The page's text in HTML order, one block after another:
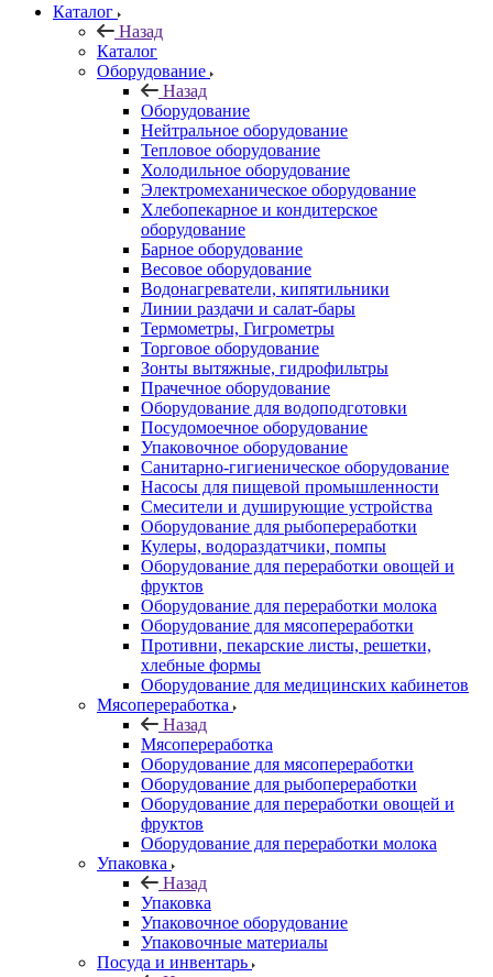
Каталог
Назад
Каталог
Оборудование
Назад
Оборудование
Нейтральное оборудование
Тепловое оборудование
Холодильное оборудование
Электромеханическое оборудование
Хлебопекарное и кондитерское
оборудование
Барное оборудование
Весовое оборудование
Водонагреватели, кипятильники
Линии раздачи и салат-бары
Термометры, Гигрометры
Торговое оборудование
Зонты вытяжные, гидрофильтры
Прачечное оборудование
Оборудование для водоподготовки
Посудомоечное оборудование
Упаковочное оборудование
Санитарно-гигиеническое оборудование
Насосы для пищевой промышленности
Смесители и душирующие устройства
Оборудование для рыбопереработки
Кулеры, водораздатчики, помпы
Оборудование для переработки овощей и
фруктов
Оборудование для переработки молока
Оборудование для мясопереработки
Противни, пекарские листы, решетки,
хлебные формы
Оборудование для медицинских кабинетов
Мясопереработка
Назад
Мясопереработка
Оборудование для мясопереработки
Оборудование для рыбопереработки
Оборудование для переработки овощей и
фруктов
Оборудование для переработки молока
Упаковка
Назад
Упаковка
Упаковочное оборудование
Упаковочные материалы
Посуда и инвентарь